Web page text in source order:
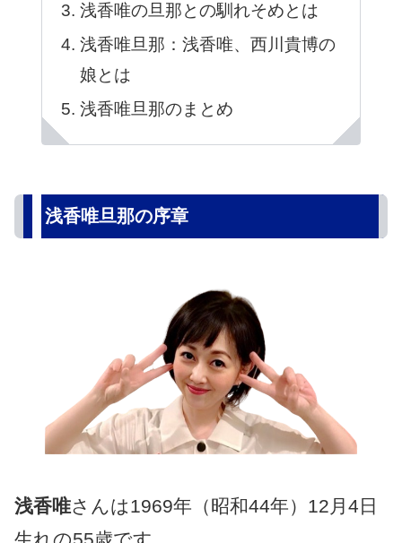
浅香唯の旦那との馴れそめとは
浅香唯旦那：浅香唯、西川貴博の
娘とは
浅香唯旦那のまとめ
浅香唯旦那の序章
浅香唯さんは1969年（昭和44年）12月4日